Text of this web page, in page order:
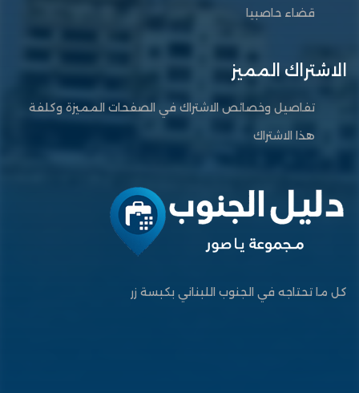
قضاء حاصبيا
الاشتراك المميز
تفاصيل وخصائص الاشتراك في الصفحات المميزة وكلفة
هذا الاشتراك
كل ما تحتاجه في الجنوب اللبناني بكبسة زر